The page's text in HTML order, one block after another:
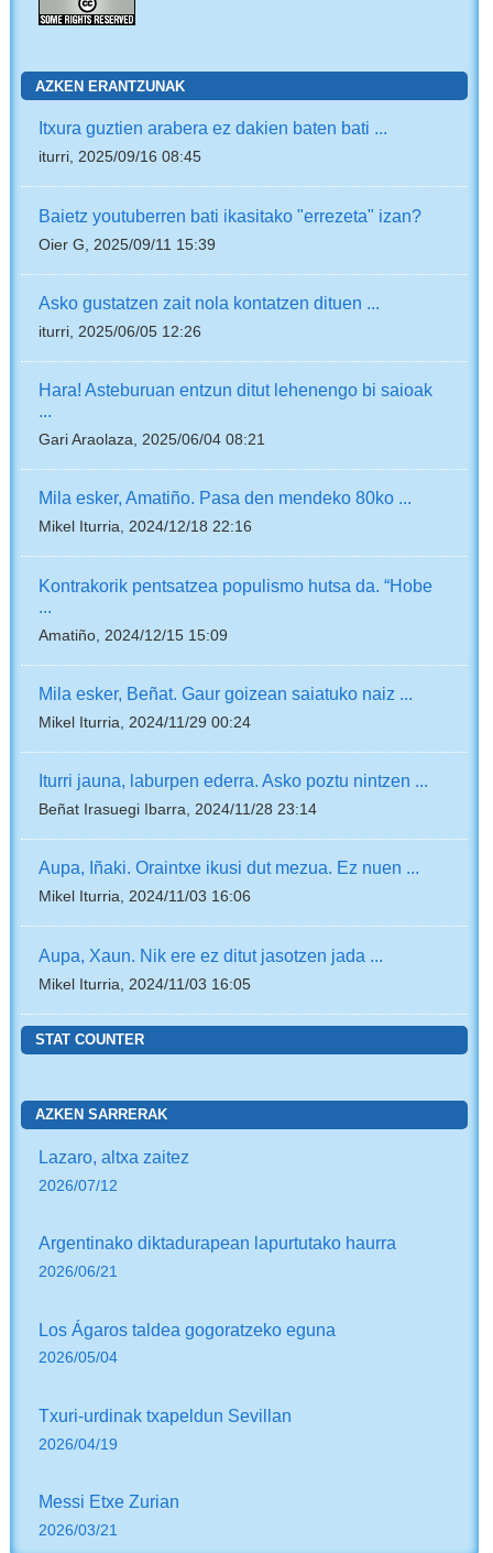
AZKEN ERANTZUNAK
Itxura guztien arabera ez dakien baten bati ...
iturri, 2025/09/16 08:45
Baietz youtuberren bati ikasitako "errezeta" izan?
Oier G, 2025/09/11 15:39
Asko gustatzen zait nola kontatzen dituen ...
iturri, 2025/06/05 12:26
Hara! Asteburuan entzun ditut lehenengo bi saioak
...
Gari Araolaza, 2025/06/04 08:21
Mila esker, Amatiño. Pasa den mendeko 80ko ...
Mikel Iturria, 2024/12/18 22:16
Kontrakorik pentsatzea populismo hutsa da. “Hobe
...
Amatiño, 2024/12/15 15:09
Mila esker, Beñat. Gaur goizean saiatuko naiz ...
Mikel Iturria, 2024/11/29 00:24
Iturri jauna, laburpen ederra. Asko poztu nintzen ...
Beñat Irasuegi Ibarra, 2024/11/28 23:14
Aupa, Iñaki. Oraintxe ikusi dut mezua. Ez nuen ...
Mikel Iturria, 2024/11/03 16:06
Aupa, Xaun. Nik ere ez ditut jasotzen jada ...
Mikel Iturria, 2024/11/03 16:05
STAT COUNTER
AZKEN SARRERAK
Lazaro, altxa zaitez
2026/07/12
Argentinako diktadurapean lapurtutako haurra
2026/06/21
Los Ágaros taldea gogoratzeko eguna
2026/05/04
Txuri-urdinak txapeldun Sevillan
2026/04/19
Messi Etxe Zurian
2026/03/21